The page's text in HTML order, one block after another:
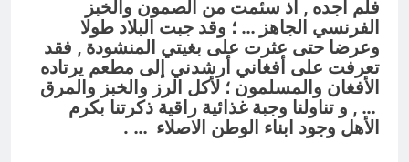
فلم أجده , اذ سئمت من الصمون والخبز
الفرنسي الجاهز … ؛ وقد جبت البلاد طولا
وعرضا حتى عثرت على بغيتي المنشودة , فقد
تعرفت على أفغاني أرشدني إلى مطعم يرتاده
الأفغان والمسلمون ؛ لأكل الرز والخبز والمرق
… , و تناولنا وجبة غذائية راقية ذكرتنا بكرم
الأهل وجود ابناء الوطن الاصلاء … .